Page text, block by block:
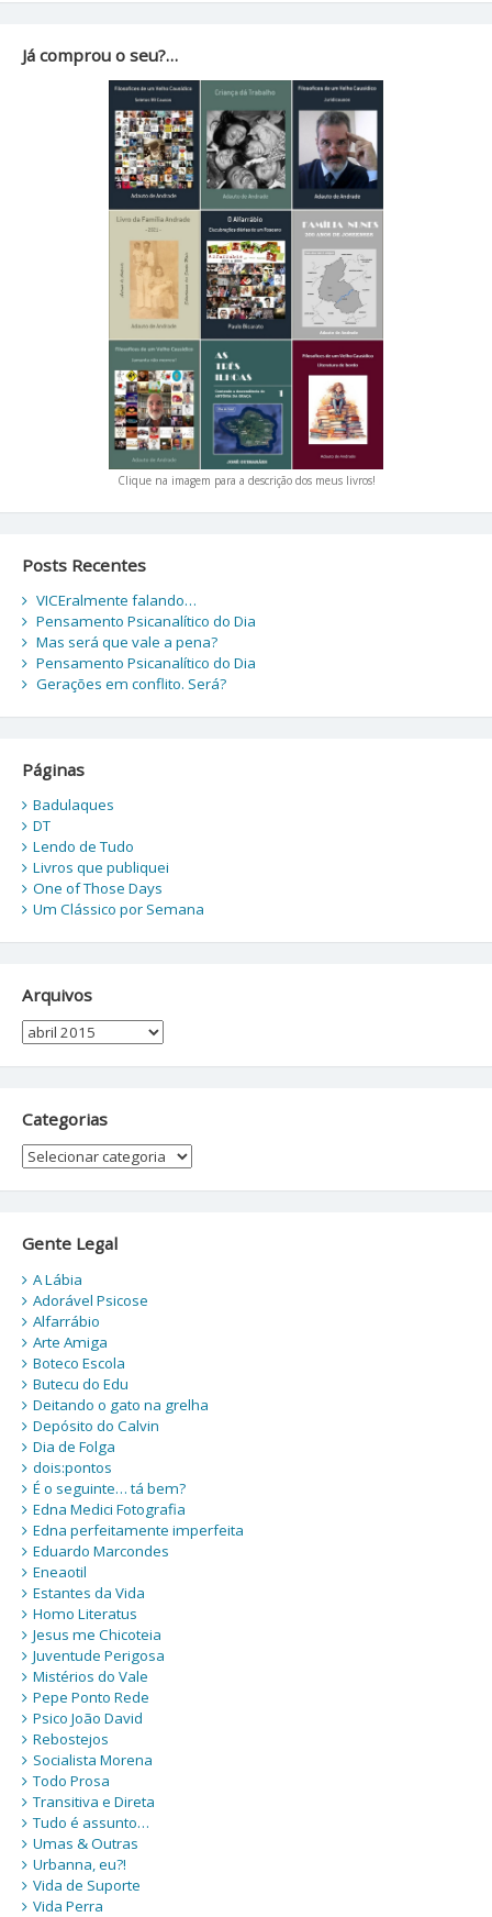
Já comprou o seu?…
Clique na imagem para a descrição dos meus livros!
Posts Recentes
VICEralmente falando…
Pensamento Psicanalítico do Dia
Mas será que vale a pena?
Pensamento Psicanalítico do Dia
Gerações em conflito. Será?
Páginas
Badulaques
DT
Lendo de Tudo
Livros que publiquei
One of Those Days
Um Clássico por Semana
Arquivos
Arquivos
Categorias
Categorias
Gente Legal
A Lábia
Adorável Psicose
Alfarrábio
Arte Amiga
Boteco Escola
Butecu do Edu
Deitando o gato na grelha
Depósito do Calvin
Dia de Folga
dois:pontos
É o seguinte… tá bem?
Edna Medici Fotografia
Edna perfeitamente imperfeita
Eduardo Marcondes
Eneaotil
Estantes da Vida
Homo Literatus
Jesus me Chicoteia
Juventude Perigosa
Mistérios do Vale
Pepe Ponto Rede
Psico João David
Rebostejos
Socialista Morena
Todo Prosa
Transitiva e Direta
Tudo é assunto…
Umas & Outras
Urbanna, eu?!
Vida de Suporte
Vida Perra